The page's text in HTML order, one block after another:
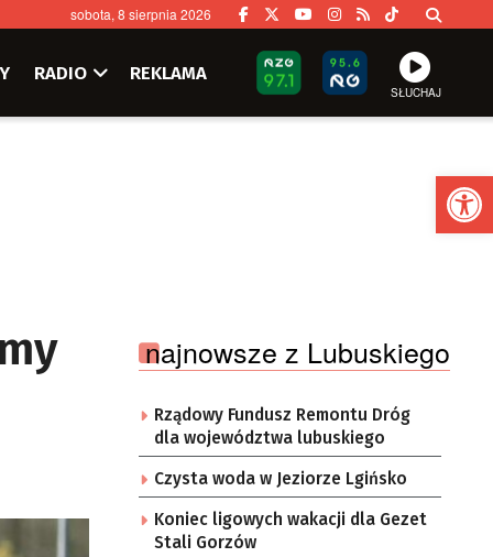
sobota, 8 sierpnia 2026
RADIO REKLAMA
SŁUCHAJ
najnowsze z Lubuskiego
Rządowy Fundusz Remontu Dróg
dla województwa lubuskiego
Czysta woda w Jeziorze Lgińsko
Koniec ligowych wakacji dla Gezet
Stali Gorzów